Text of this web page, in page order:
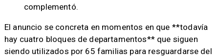
complementó.
El anuncio se concreta en momentos en que **todavía
hay cuatro bloques de departamentos** que siguen
siendo utilizados por 65 familias para resguardarse del